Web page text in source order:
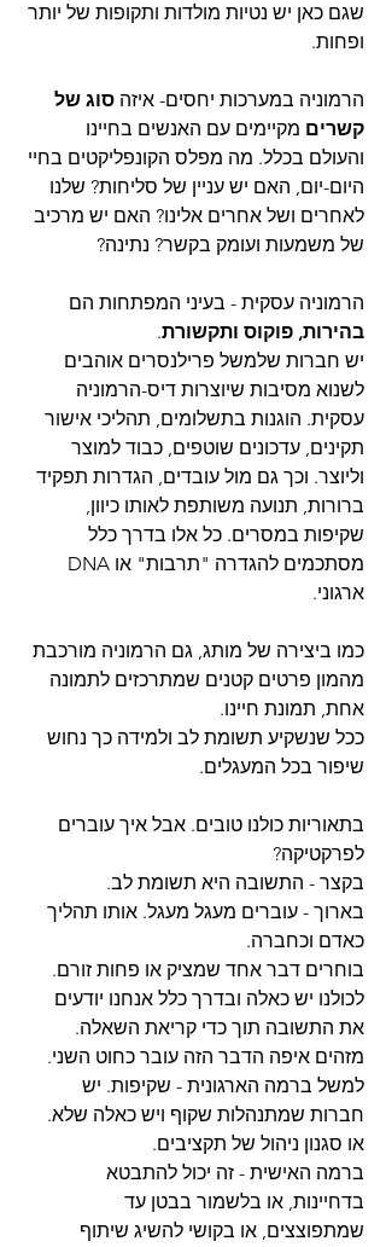
שגם כאן יש נטיות מולדות ותקופות של יותר
ופחות.
הרמוניה במערכות יחסים- איזה סוג של
קשרים מקיימים עם האנשים בחיינו
והעולם בכלל. מה מפלס הקונפליקטים בחיי
היום-יום, האם יש עניין של סליחות? שלנו
לאחרים ושל אחרים אלינו? האם יש מרכיב
של משמעות ועומק בקשר? נתינה?
הרמוניה עסקית - בעיני המפתחות הם
בהירות, פוקוס ותקשורת.
יש חברות שלמשל פרילנסרים אוהבים
לשנוא מסיבות שיוצרות דיס-הרמוניה
עסקית. הוגנות בתשלומים, תהליכי אישור
תקינים, עדכונים שוטפים, כבוד למוצר
וליוצר. וכך גם מול עובדים, הגדרות תפקיד
ברורות, תנועה משותפת לאותו כיוון,
שקיפות במסרים. כל אלו בדרך כלל
ארגוני.
כמו ביצירה של מותג, גם הרמוניה מורכבת
מהמון פרטים קטנים שמתרכזים לתמונה
אחת, תמונת חיינו.
ככל שנשקיע תשומת לב ולמידה כך נחוש
שיפור בכל המעגלים.
בתאוריות כולנו טובים. אבל איך עוברים
לפרקטיקה?
בקצר - התשובה היא תשומת לב.
בארוך - עוברים מעגל מעגל. אותו תהליך
כאדם וכחברה.
בוחרים דבר אחד שמציק או פחות זורם.
לכולנו יש כאלה ובדרך כלל אנחנו יודעים
את התשובה תוך כדי קריאת השאלה.
מזהים איפה הדבר הזה עובר כחוט השני.
למשל ברמה הארגונית - שקיפות. יש
חברות שמתנהלות שקוף ויש כאלה שלא.
או סגנון ניהול של תקציבים.
ברמה האישית - זה יכול להתבטא
בדחיינות, או בלשמור בבטן עד
שמתפוצצים, או בקושי להשיג שיתוף